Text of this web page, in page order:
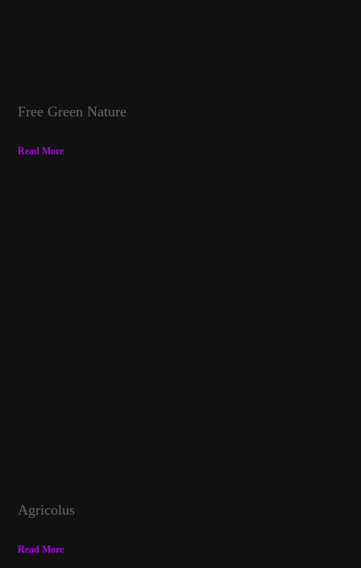
Free Green Nature
Read More
Agricolus
Read More